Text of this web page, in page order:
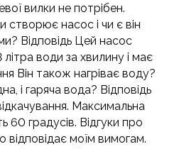
вилки не потрібен.
створює насос і чи є він
Відповідь Цей насос
води за хвилину і має
Він також нагріває воду?
і гаряча вода? Відповідь
Максимальна
60 градусів. Відгуки про
моїм вимогам.